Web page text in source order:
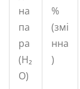
на
па
ра
(H₂
O)
%
(змі
нна
)